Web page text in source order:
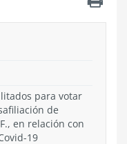
para votar
de
en relación con
19